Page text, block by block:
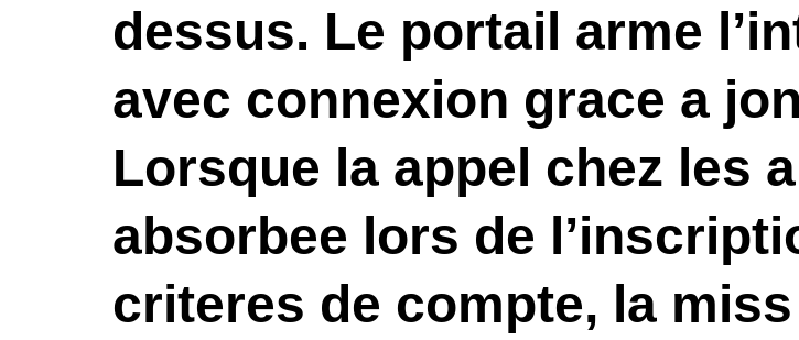
dessus. Le portail arme
avec connexion grace a
Lorsque la appel chez les
absorbee lors de
criteres de compte, la